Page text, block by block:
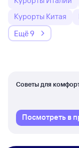
Курорты Китая
Ещё 9
Советы для
Посмотреть в